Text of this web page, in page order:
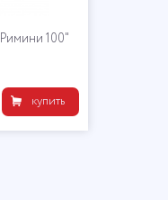
100"
купить